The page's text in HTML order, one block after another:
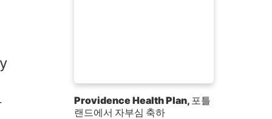
Providence Health Plan, 포틀
랜드에서 자부심 축하